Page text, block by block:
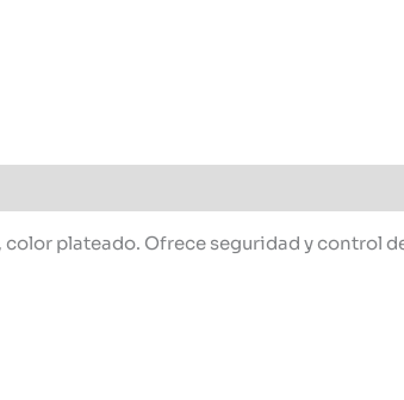
plateado. Ofrece seguridad y control